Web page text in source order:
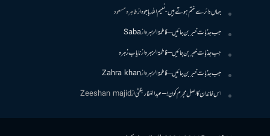
جہاں دائرے ختم ہوتے ہیں- نعیم اللہ باجوہازطاہرہ مسعود
جب جذبات خبر بن جائیں – فاطمۃالزہرہازSaba
جب جذبات خبر بن جائیں – فاطمۃالزہرہازنایاب زہرہ
جب جذبات خبر بن جائیں – فاطمۃالزہرہازZahra khan
اس خاندان کا اصل مجرم کون! – عبدالغفار بگٹیازZeeshan majid